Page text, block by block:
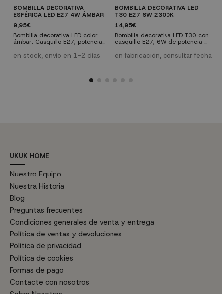
BOMBILLA DECORATIVA
ESFÉRICA LED E27 4W ÁMBAR
9,95€
Bombilla decorativa LED color
ámbar. Casquillo E27, potencia
bombilla que nos proporcionará
una luz cálida de 2300K. Vida
en stock, envío en 1-2 días
BOMBILLA DECORATIVA LED
T30 E27 6W 2300K
14,95€
Bombilla decorativa LED T30 con
casquillo E27, 6W de potencia y
una vida útil de 28.000 horas y
2300 K con la que conseguirás
en fabricación, consultar fecha
UKUK HOME
Nuestro Equipo
Nuestra Historia
Blog
Preguntas frecuentes
Condiciones generales de venta y entrega
Política de ventas y devoluciones
Política de privacidad
Política de cookies
Formas de pago
Contacte con nosotros